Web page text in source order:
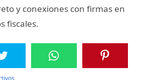
y conexiones con firmas en
fiscales.